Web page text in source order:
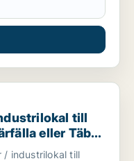
till salu i Upplands
till
eller Täby
/ industrilokal till